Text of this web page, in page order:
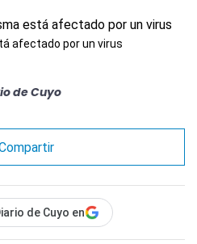
afectado por un virus
de Cuyo
de Cuyo en